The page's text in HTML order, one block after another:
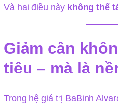
Và hai điều này không thể
Giảm cân
tiêu – mà là
Trong hệ giá trị BaBinh